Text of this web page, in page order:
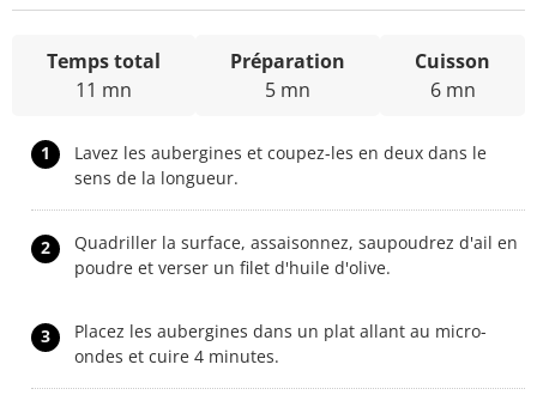
Temps total
11 mn
Préparation
5 mn
Cuisson
6 mn
1
Lavez les aubergines et coupez-les en deux dans le
sens de la longueur.
2
Quadriller la surface, assaisonnez, saupoudrez d'ail en
poudre et verser un filet d'huile d'olive.
3
Placez les aubergines dans un plat allant au micro-
ondes et cuire 4 minutes.